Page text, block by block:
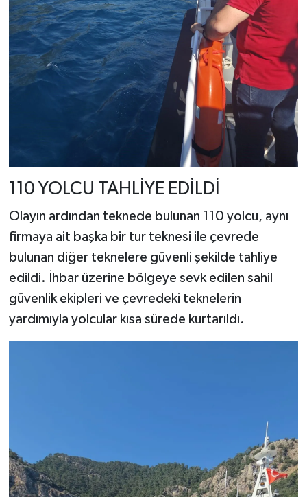
110 YOLCU TAHLİYE EDİLDİ
Olayın ardından teknede bulunan 110 yolcu, aynı
firmaya ait başka bir tur teknesi ile çevrede
bulunan diğer teknelere güvenli şekilde tahliye
edildi. İhbar üzerine bölgeye sevk edilen sahil
güvenlik ekipleri ve çevredeki teknelerin
yardımıyla yolcular kısa sürede kurtarıldı.